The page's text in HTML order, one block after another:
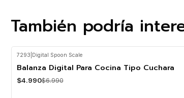
También podría
-29% OFF
7293 Digital Spoon Scale
Balanza Digital Para Cocina Tipo Cuchara
$4.990$6.990